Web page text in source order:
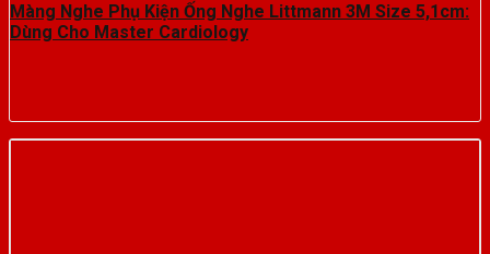
Màng Nghe Phụ Kiện Ống Nghe Littmann 3M Size 5,1cm:
Dùng Cho Master Cardiology